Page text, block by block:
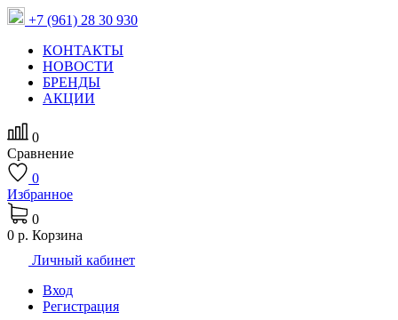
+7 (961) 28 30 930
КОНТАКТЫ
НОВОСТИ
БРЕНДЫ
АКЦИИ
0
Сравнение
0
Избранное
0
0 р. Корзина
Личный кабинет
Вход
Регистрация